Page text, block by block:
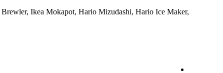
Ikea Mokapot, Hario Mizudashi, Hario Ice Maker,